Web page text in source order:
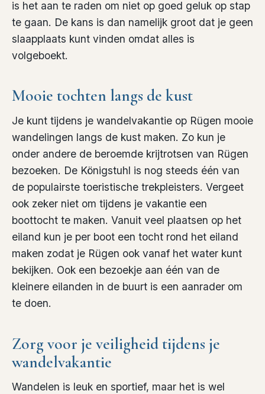
is het aan te raden om niet op goed geluk op stap
te gaan. De kans is dan namelijk groot dat je geen
slaapplaats kunt vinden omdat alles is
volgeboekt.
Mooie tochten langs de kust
Je kunt tijdens je wandelvakantie op Rügen mooie
wandelingen langs de kust maken. Zo kun je
onder andere de beroemde krijtrotsen van Rügen
bezoeken. De Königstuhl is nog steeds één van
de populairste toeristische trekpleisters. Vergeet
ook zeker niet om tijdens je vakantie een
boottocht te maken. Vanuit veel plaatsen op het
eiland kun je per boot een tocht rond het eiland
maken zodat je Rügen ook vanaf het water kunt
bekijken. Ook een bezoekje aan één van de
kleinere eilanden in de buurt is een aanrader om
te doen.
Zorg voor je veiligheid tijdens je
wandelvakantie
Wandelen is leuk en sportief, maar het is wel